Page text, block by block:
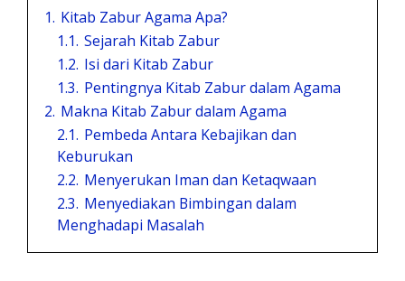
1. Kitab Zabur Agama Apa?
1.1. Sejarah Kitab Zabur
1.2. Isi dari Kitab Zabur
1.3. Pentingnya Kitab Zabur dalam Agama
2. Makna Kitab Zabur dalam Agama
2.1. Pembeda Antara Kebajikan dan
Keburukan
2.2. Menyerukan Iman dan Ketaqwaan
2.3. Menyediakan Bimbingan dalam
Menghadapi Masalah